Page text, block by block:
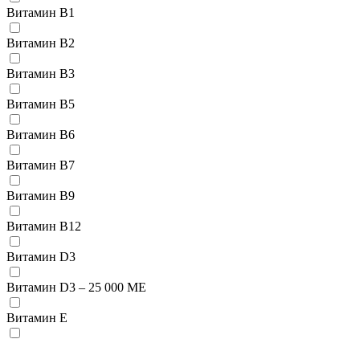
Витамин В1
Витамин В2
Витамин В3
Витамин В5
Витамин В6
Витамин В7
Витамин В9
Витамин В12
Витамин D3
Витамин D3 – 25 000 МЕ
Витамин Е